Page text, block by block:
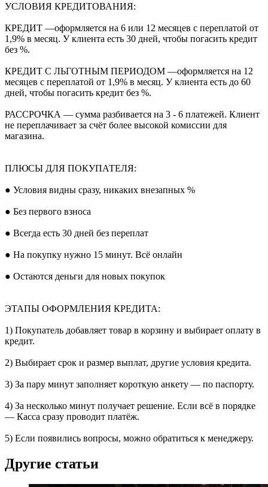
УСЛОВИЯ КРЕДИТОВАНИЯ:
КРЕДИТ —оформляется на 6 или 12 месяцев с переплатой от
1,9% в месяц. У клиента есть 30 дней, чтобы погасить кредит
без %.
КРЕДИТ С ЛЬГОТНЫМ ПЕРИОДОМ —оформляется на 12
месяцев с переплатой от 1,9% в месяц. У клиента есть до 60
дней, чтобы погасить кредит без %.
РАССРОЧКА — сумма разбивается на 3 - 6 платежей. Клиент
не переплачивает за счёт более высокой комиссии для
магазина.
ПЛЮСЫ ДЛЯ ПОКУПАТЕЛЯ:
● Условия видны сразу, никаких внезапных %
● Без первого взноса
● Всегда есть 30 дней без переплат
● На покупку нужно 15 минут. Всё онлайн
● Остаются деньги для новых покупок
ЭТАПЫ ОФОРМЛЕНИЯ КРЕДИТА:
1) Покупатель добавляет товар в корзину и выбирает оплату в
кредит.
2) Выбирает срок и размер выплат, другие условия кредита.
3) За пару минут заполняет короткую анкету — по паспорту.
4) За несколько минут получает решение. Если всё в порядке
— Касса сразу проводит платёж.
5) Если появились вопросы, можно обратиться к менеджеру.
Другие статьи